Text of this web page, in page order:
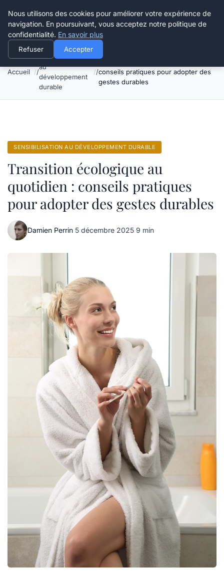
Happy Calyx Farmer
Accueil
Sensibilisation
au
développement
durable
conseils pratiques pour adopter des
gestes durables
SENSIBILISATION AU DÉVELOPPEMENT DURABLE
Transition écologique au
quotidien : conseils pratiques
pour adopter des gestes durables
Damien Perrin·5 décembre 2025·9 min
Nous utilisons des cookies pour améliorer votre expérience de
navigation. En poursuivant, vous acceptez notre politique de
confidentialité. En savoir plus
Refuser Accepter